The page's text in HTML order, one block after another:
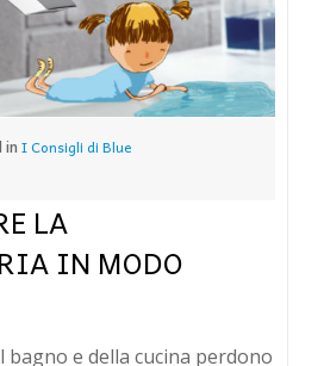
in I Consigli di Blue
LA
IN MODO
e della cucina perdono